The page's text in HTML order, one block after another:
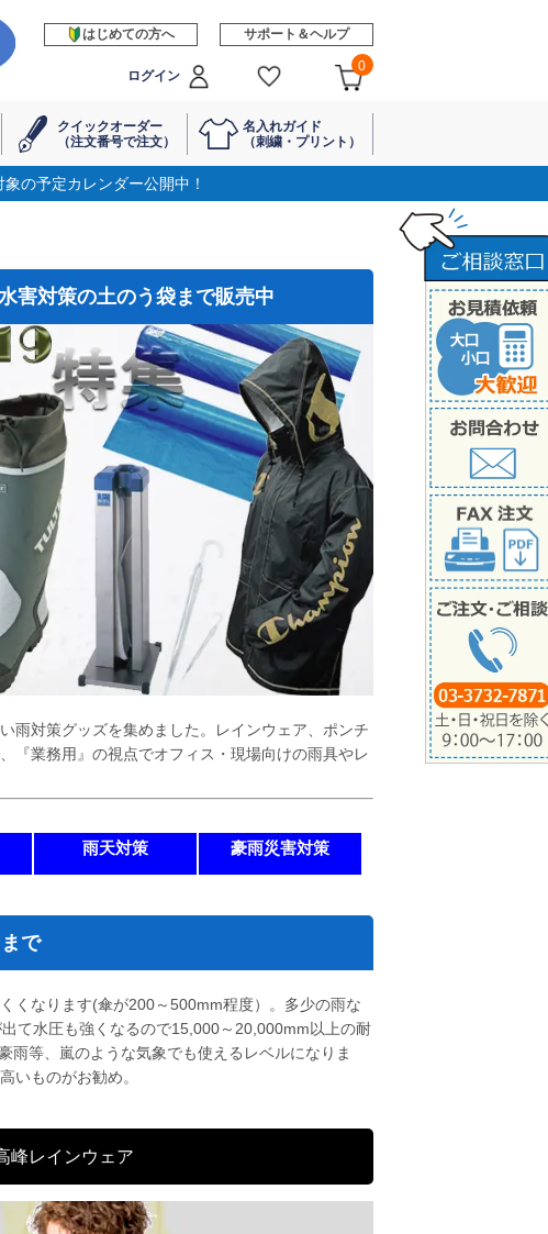
はじめての方へ サポート＆ヘルプ
ログイン
0
クイックオーダー
（注文番号で注文）
名入れガイド
（刺繍・プリント）
の予定カレンダー公開中！
害対策の土のう袋まで販売中
雨対策グッズを集めました。レインウェア、ポンチ
『業務用』の視点でオフィス・現場向けの雨具やレ
雨天対策 豪雨災害対策
で
くなります(傘が200～500mm程度）。多少の雨な
て水圧も強くなるので15,000～20,000mm以上の耐
雨等、嵐のような気象でも使えるレベルになりま
いものがお勧め。
峰レインウェア